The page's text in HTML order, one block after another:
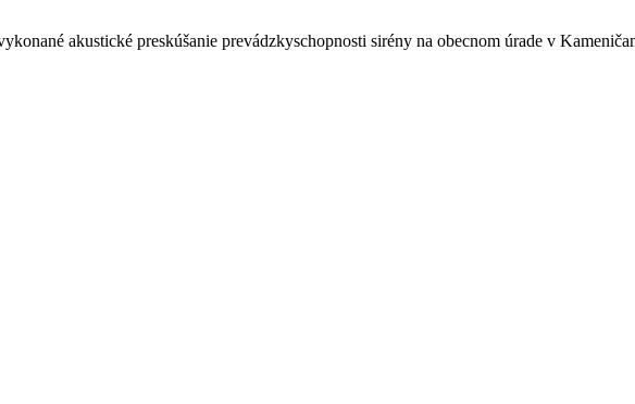
akustické preskúšanie prevádzkyschopnosti sirény na obecnom úrade v